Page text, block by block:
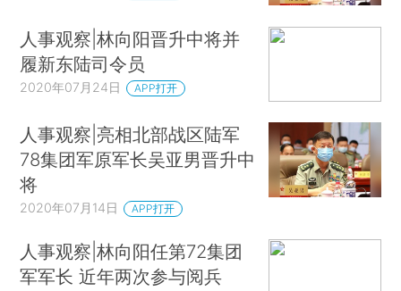
人事观察|林向阳晋升中将并
履新东陆司令员
2020年07月24日 APP打开
人事观察|亮相北部战区陆军
78集团军原军长吴亚男晋升中
将
2020年07月14日 APP打开
人事观察|林向阳任第72集团
军军长 近年两次参与阅兵